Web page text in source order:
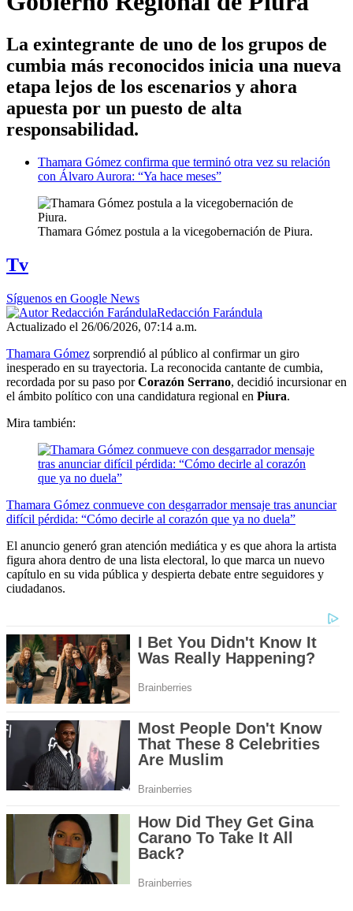
La exintegrante de uno de los grupos de
cumbia más reconocidos inicia una nueva
etapa lejos de los escenarios y ahora
apuesta por un puesto de alta
responsabilidad.
Thamara Gómez confirma que terminó otra vez su relación
con Álvaro Aurora: “Ya hace meses”
Thamara Gómez postula a la vicegobernación de Piura.
Tv
Síguenos en Google News
Redacción Farándula
Actualizado el 26/06/2026, 07:14 a.m.
Thamara Gómez sorprendió al público al confirmar un giro
inesperado en su trayectoria. La reconocida cantante de cumbia,
recordada por su paso porCorazón Serrano, decidió incursionar en
el ámbito político con una candidatura regional en Piura.
Mira también:
Thamara Gómez conmueve con desgarrador mensaje tras anunciar
difícil pérdida: “Cómo decirle al corazón que ya no duela”
El anuncio generó gran atención mediática y es que ahora la artista
figura ahora dentro de una lista electoral, lo que marca un nuevo
capítulo en su vida pública y despierta debate entre seguidores y
ciudadanos.